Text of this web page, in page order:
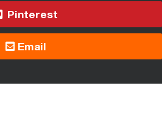
Pinterest
Email